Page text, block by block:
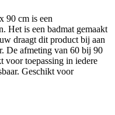
90 cm is een
Het is een badmat gemaakt
draagt dit product bij aan
De afmeting van 60 bij 90
voor toepassing in iedere
Geschikt voor